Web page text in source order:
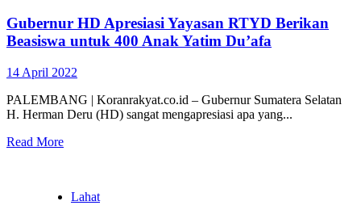
Gubernur HD Apresiasi Yayasan RTYD Berikan
Beasiswa untuk 400 Anak Yatim Du’afa
14 April 2022
PALEMBANG | Koranrakyat.co.id – Gubernur Sumatera Selatan
H. Herman Deru (HD) sangat mengapresiasi apa yang...
Read More
Lahat